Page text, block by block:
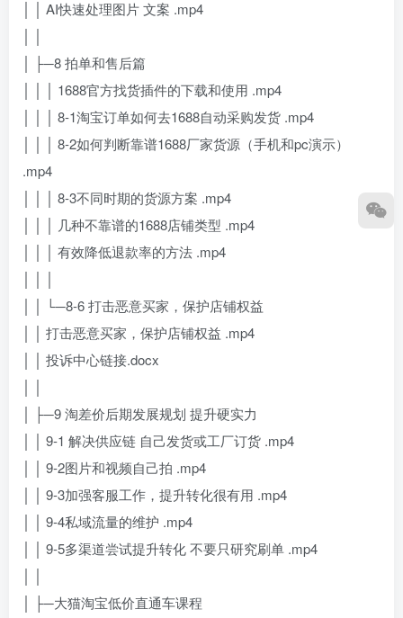
│ │ AI快速处理图片 文案 .mp4
│ ├─8 拍单和售后篇
│ │ │ 1688官方找货插件的下载和使用 .mp4
│ │ │ 8-1淘宝订单如何去1688自动采购发货 .mp4
│ │ │ 8-2如何判断靠谱1688厂家货源（手机和pc演示）
.mp4
│ │ │ 8-3不同时期的货源方案 .mp4
│ │ │ 几种不靠谱的1688店铺类型 .mp4
│ │ │ 有效降低退款率的方法 .mp4
│ │ └─8-6 打击恶意买家，保护店铺权益
│ │ 打击恶意买家，保护店铺权益 .mp4
│ │ 投诉中心链接.docx
│ ├─9 淘差价后期发展规划 提升硬实力
│ │ 9-1 解决供应链 自己发货或工厂订货 .mp4
│ │ 9-2图片和视频自己拍 .mp4
│ │ 9-3加强客服工作，提升转化很有用 .mp4
│ │ 9-4私域流量的维护 .mp4
│ │ 9-5多渠道尝试提升转化 不要只研究刷单 .mp4
│ ├─大猫淘宝低价直通车课程